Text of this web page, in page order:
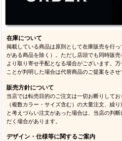
在庫について
掲載している商品は原則として在庫販売を行
がある商品を除く）。ただし店頭でも同時販
より取り寄せ手配となる場合がございます。
ことが判明した場合は代替商品のご提案をさせ
販売方針について
当店では転売目的のご注文は一切お断りして
（複数カラー・サイズ含む）の大量注文、繰
と考えづらい注文があった場合は、当店の判
だく場合があります。
デザイン・仕様等に関するご案内